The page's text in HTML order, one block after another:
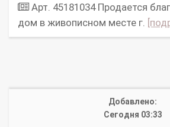
Арт. 45181034 Продается
дом в живописном месте г.
Добавлено:
Сегодня 03:33